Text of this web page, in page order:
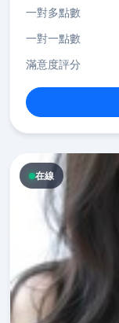
一對多點數
一對一點數
滿意度評分
在線